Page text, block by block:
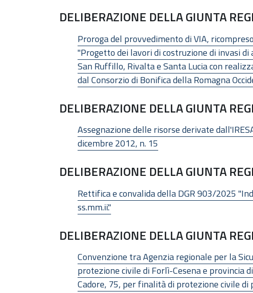
DELIBERAZIONE DELLA GIUNTA
Proroga del provvedimento di VIA,
"Progetto dei lavori di costruzione di invasi
San Ruffillo, Rivalta e Santa Lucia con
dal Consorzio di Bonifica della Romagna
DELIBERAZIONE DELLA GIUNTA
Assegnazione delle risorse derivate
dicembre 2012, n. 15
DELIBERAZIONE DELLA GIUNTA
Rettifica e convalida della DGR 903/2025
ss.mm.ii."
DELIBERAZIONE DELLA GIUNTA
Convenzione tra Agenzia regionale per la
protezione civile di Forlì-Cesena e provincia
Cadore, 75, per finalità di protezione civile